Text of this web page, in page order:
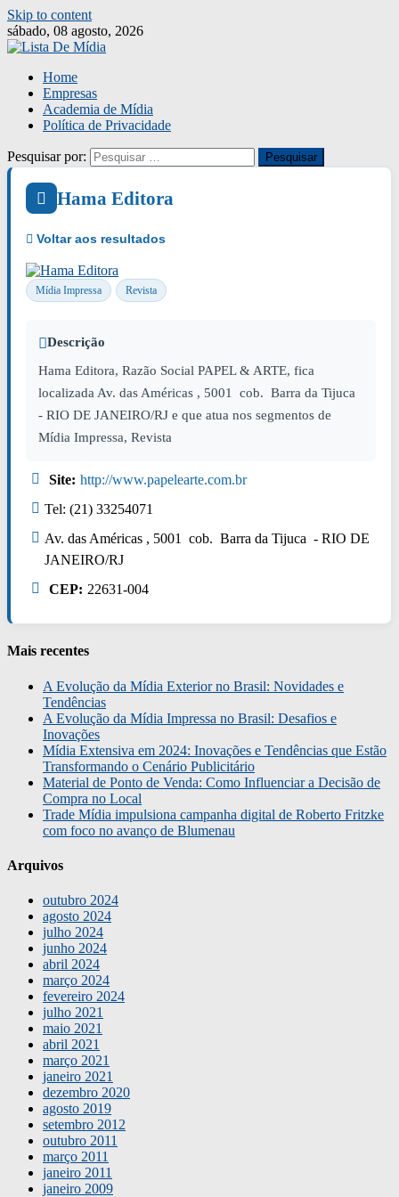
Skip to content
sábado, 08 agosto, 2026
Home
Empresas
Academia de Mídia
Política de Privacidade
Pesquisar por:
Hama Editora
Mídia Impressa Revista
Descrição
Hama Editora, Razão Social PAPEL & ARTE, fica
localizada Av. das Américas , 5001 cob. Barra da Tijuca
- RIO DE JANEIRO/RJ e que atua nos segmentos de
Mídia Impressa, Revista
Site: http://www.papelearte.com.br
Tel: (21) 33254071
Av. das Américas , 5001 cob. Barra da Tijuca - RIO DE
JANEIRO/RJ
CEP: 22631-004
Mais recentes
A Evolução da Mídia Exterior no Brasil: Novidades e
Tendências
A Evolução da Mídia Impressa no Brasil: Desafios e
Inovações
Mídia Extensiva em 2024: Inovações e Tendências que Estão
Transformando o Cenário Publicitário
Material de Ponto de Venda: Como Influenciar a Decisão de
Compra no Local
Trade Mídia impulsiona campanha digital de Roberto Fritzke
com foco no avanço de Blumenau
Arquivos
outubro 2024
agosto 2024
julho 2024
junho 2024
abril 2024
março 2024
fevereiro 2024
julho 2021
maio 2021
abril 2021
março 2021
janeiro 2021
dezembro 2020
agosto 2019
setembro 2012
outubro 2011
março 2011
janeiro 2011
janeiro 2009